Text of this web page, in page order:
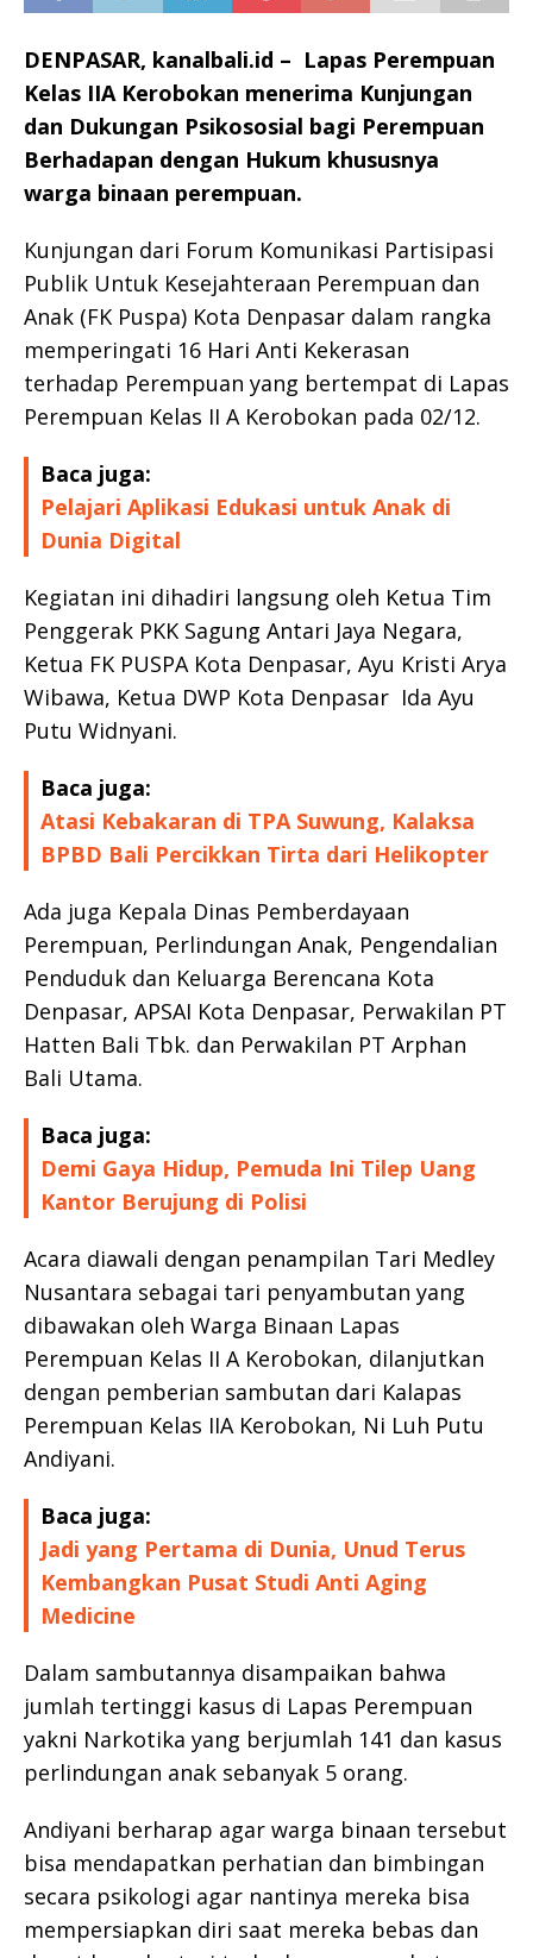
DENPASAR, kanalbali.id – Lapas Perempuan
Kelas IIA Kerobokan menerima Kunjungan
dan Dukungan Psikososial bagi Perempuan
Berhadapan dengan Hukum khususnya
warga binaan perempuan.
Kunjungan dari Forum Komunikasi Partisipasi
Publik Untuk Kesejahteraan Perempuan dan
Anak (FK Puspa) Kota Denpasar dalam rangka
memperingati 16 Hari Anti Kekerasan
terhadap Perempuan yang bertempat di Lapas
Perempuan Kelas II A Kerobokan pada 02/12.
Baca juga:
Pelajari Aplikasi Edukasi untuk Anak di
Dunia Digital
Kegiatan ini dihadiri langsung oleh Ketua Tim
Penggerak PKK Sagung Antari Jaya Negara,
Ketua FK PUSPA Kota Denpasar, Ayu Kristi Arya
Wibawa, Ketua DWP Kota Denpasar Ida Ayu
Putu Widnyani.
Baca juga:
Atasi Kebakaran di TPA Suwung, Kalaksa
BPBD Bali Percikkan Tirta dari Helikopter
Ada juga Kepala Dinas Pemberdayaan
Perempuan, Perlindungan Anak, Pengendalian
Penduduk dan Keluarga Berencana Kota
Denpasar, APSAI Kota Denpasar, Perwakilan PT
Hatten Bali Tbk. dan Perwakilan PT Arphan
Bali Utama.
Baca juga:
Demi Gaya Hidup, Pemuda Ini Tilep Uang
Kantor Berujung di Polisi
Acara diawali dengan penampilan Tari Medley
Nusantara sebagai tari penyambutan yang
dibawakan oleh Warga Binaan Lapas
Perempuan Kelas II A Kerobokan, dilanjutkan
dengan pemberian sambutan dari Kalapas
Perempuan Kelas IIA Kerobokan, Ni Luh Putu
Andiyani.
Baca juga:
Jadi yang Pertama di Dunia, Unud Terus
Kembangkan Pusat Studi Anti Aging
Medicine
Dalam sambutannya disampaikan bahwa
jumlah tertinggi kasus di Lapas Perempuan
yakni Narkotika yang berjumlah 141 dan kasus
perlindungan anak sebanyak 5 orang.
Andiyani berharap agar warga binaan tersebut
bisa mendapatkan perhatian dan bimbingan
secara psikologi agar nantinya mereka bisa
mempersiapkan diri saat mereka bebas dan